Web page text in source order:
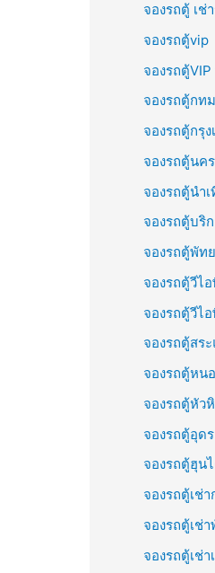
จองรถตู้ เช่
จองรถตู้vip
จองรถตู้
จองรถตู้กทม
จองรถตู้กรุง
จองรถตู้นค
จองรถตู้นำ
จองรถตู้บริ
จองรถตู้พัท
จองรถตู้วีไ
จองรถตู้วีไ
จองรถตู้สร
จองรถตู้หน
จองรถตู้หัว
จองรถตู้อุดร
จองรถตู้ฮุน
จองรถตู้เช่า
จองรถตู้เช่
จองรถตู้เช่